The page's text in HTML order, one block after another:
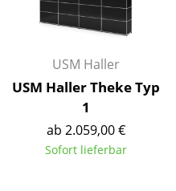
USM Haller
USM Haller Theke Typ
1
ab 2.059,00 €
Sofort lieferbar